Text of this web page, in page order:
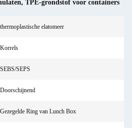
, TPE-grondstof voor containers
thermoplastische elatomeer
Korrels
SEBS/SEPS
Doorschijnend
Gezegelde Ring van Lunch Box